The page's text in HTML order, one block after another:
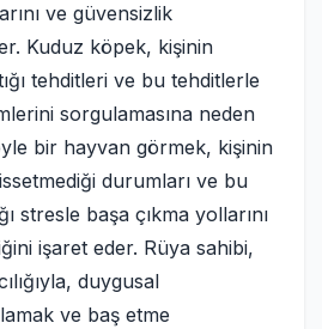
ve güvensizlik
Kuduz köpek, kişinin
tehditleri ve bu tehditlerle
sorgulamasına neden
bir hayvan görmek, kişinin
durumları ve bu
stresle başa çıkma yollarını
işaret eder. Rüya sahibi,
duygusal
ve baş etme